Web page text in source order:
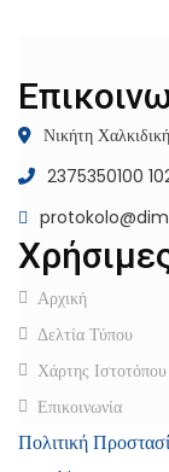
Νικήτη
2375350100
Αρχική
Δελτία Τύπου
Χάρτης Ιστοτόπου
Επικοινωνία
Πολιτική